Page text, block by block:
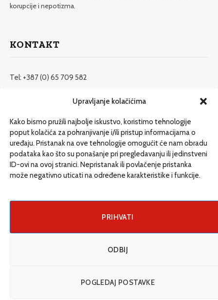
Upravljanje kolačićima
Kako bismo pružili najbolje iskustvo, koristimo tehnologije
poput kolačića za pohranjivanje i/ili pristup informacijama o
uređaju. Pristanak na ove tehnologije omogućit će nam obradu
podataka kao što su ponašanje pri pregledavanju ili jedinstveni
ID-ovi na ovoj stranici. Nepristanak ili povlačenje pristanka
može negativno uticati na određene karakteristike i funkcije.
PRIHVATI
ODBIJ
POGLEDAJ POSTAVKE
korupcije i nepotizma.
KONTAKT
Tel: +387 (0) 65 709 582
redakcija@etrafika.net
Dosije
Drugi pišu
Društvo